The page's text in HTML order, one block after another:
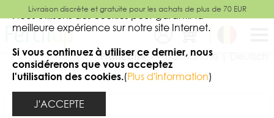
Livraison discrète et gratuite pour les achats de plus de 70 EUR
Française | Nederlandse |
fermer
Nous utilisons des cookies pour garantir la
meilleure expérience sur notre site Internet.
Si vous continuez à utiliser ce dernier, nous
considérerons que vous acceptez
l'utilisation des cookies.(Plus d'information)
J'ACCEPTE